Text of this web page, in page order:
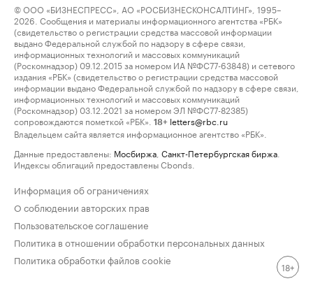
© ООО «БИЗНЕСПРЕСС», АО «РОСБИЗНЕСКОНСАЛТИНГ», 1995–
2026. Сообщения и материалы информационного агентства «РБК»
(свидетельство о регистрации средства массовой информации
выдано Федеральной службой по надзору в сфере связи,
информационных технологий и массовых коммуникаций
(Роскомнадзор) 09.12.2015 за номером ИА №ФС77-63848) и сетевого
издания «РБК» (свидетельство о регистрации средства массовой
информации выдано Федеральной службой по надзору в сфере связи,
информационных технологий и массовых коммуникаций
(Роскомнадзор) 03.12.2021 за номером ЭЛ №ФС77-82385)
сопровождаются пометкой «РБК».
18+ letters@rbc.ru
Владельцем сайта является информационное агентство «РБК».
Данные предоставлены: Мосбиржа Санкт-Петербургская биржа
Индексы облигаций предоставлены Cbonds.
Информация об ограничениях
О соблюдении авторских прав
Пользовательское соглашение
Политика в отношении обработки персональных данных
Политика обработки файлов cookie
18+